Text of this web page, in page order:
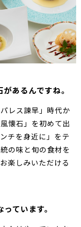
あるんですね。
レス諫早」時代か
懐石」を初めて出
チを身近に」をテ
の味と旬の食材を
楽しみいただける
ています。